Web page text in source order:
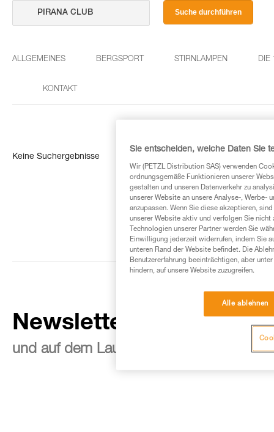
Suche durchführen
ALLGEMEINES BERGSPORT STIRNLAMPEN DIE
KONTAKT
Keine Suchergebnisse
Newsletter abonnieren
und auf dem Laufenden bleiben
Sie entscheiden, welche Daten Sie
Wir (PETZL Distribution SAS) verwenden
ordnungsgemäße Funktionieren unserer
gestalten und unseren Datenverkehr zu
unserer Website an unsere Analyse-, Werbe-
anzupassen. Wenn Sie diese akzeptieren,
unserer Website aktiv und verfolgen Sie
Technologien unserer Partner werden Sie
Einwilligung jederzeit widerrufen, indem Sie
unteren Rand der Website befindet. Die
Benutzererfahrung beeinträchtigen, aber
hindern, auf unsere Website zuzugreifen.
Alle ablehnen